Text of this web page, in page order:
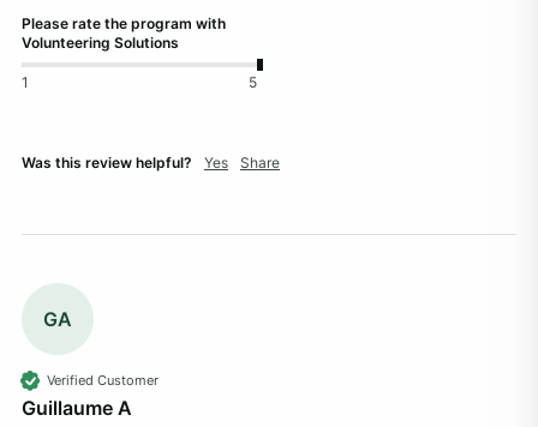
Please rate the program with
Volunteering Solutions
1 5
Was this review helpful? Yes Share
GA
Verified Customer
Guillaume A